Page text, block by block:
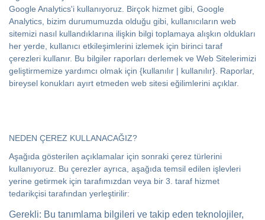
Google Analytics'i kullanıyoruz. Birçok hizmet gibi, Google
Analytics, bizim durumumuzda olduğu gibi, kullanıcıların web
sitemizi nasıl kullandıklarına ilişkin bilgi toplamaya alışkın oldukları
her yerde, kullanıcı etkileşimlerini izlemek için birinci taraf
çerezleri kullanır. Bu bilgiler raporları derlemek ve Web Sitelerimizi
geliştirmemize yardımcı olmak için {kullanılır | kullanılır}. Raporlar,
bireysel konukları ayırt etmeden web sitesi eğilimlerini açıklar.
NEDEN ÇEREZ KULLANACAĞIZ?
Aşağıda gösterilen açıklamalar için sonraki çerez türlerini
kullanıyoruz. Bu çerezler ayrıca, aşağıda temsil edilen işlevleri
yerine getirmek için tarafımızdan veya bir 3. taraf hizmet
tedarikçisi tarafından yerleştirilir:
Gerekli: Bu tanımlama bilgileri ve takip eden teknolojiler,